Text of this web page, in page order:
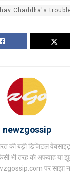
Chaddha's
newzgossip
की बड़ी डिजिटल
भी तरह की अफवाह या
पर साझा